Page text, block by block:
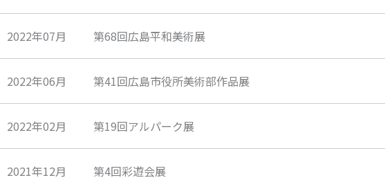
2022年07月 第68回広島平和美術展
2022年06月 第41回広島市役所美術部作品展
2022年02月 第19回アルパーク展
2021年12月 第4回彩遊会展